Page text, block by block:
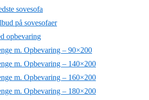
sovesofa
på sovesofaer
opbevaring
m. Opbevaring – 90×200
m. Opbevaring – 140×200
m. Opbevaring – 160×200
m. Opbevaring – 180×200